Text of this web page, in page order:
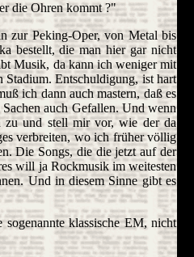
die Ohren kommt ?"
zur Peking-Oper, von Metal bis
bestellt, die man hier gar nicht
Musik, da kann ich weniger mit
Entschuldigung, ist hart
ich dann auch mastern, daß es
auch Gefallen. Und wenn
zu und stell mir vor, wie der da
verbreiten, wo ich früher völlig
Die Songs, die die jetzt auf der
will ja Rockmusik im weitesten
Und in diesem Sinne gibt es
klassische EM, nicht